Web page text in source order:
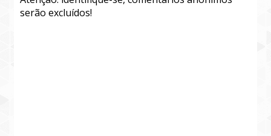
serão excluídos!